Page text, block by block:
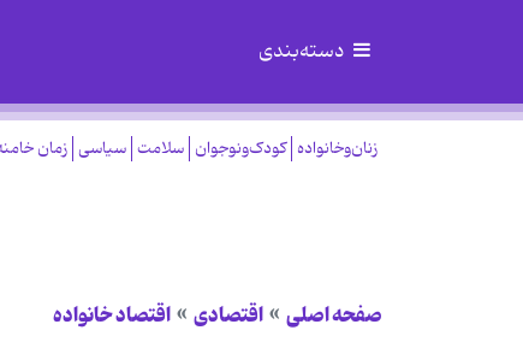
دسته‌بندی
زنان‌وخانواده کودک‌ونوجوان سلامت سیاسی زمان
صفحه اصلی اقتصادی اقتصاد خانواده